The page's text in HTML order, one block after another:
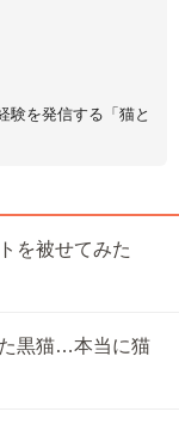
験を発信する「猫と
を被せてみた
黒猫…本当に猫